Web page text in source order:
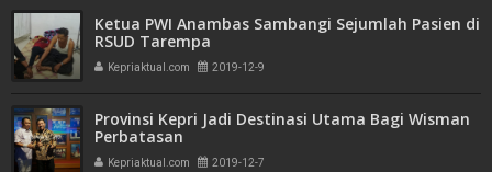
Ketua PWI Anambas Sambangi Sejumlah Pasien di
RSUD Tarempa
Kepriaktual.com 2019-12-9
Provinsi Kepri Jadi Destinasi Utama Bagi Wisman
Perbatasan
Kepriaktual.com 2019-12-7